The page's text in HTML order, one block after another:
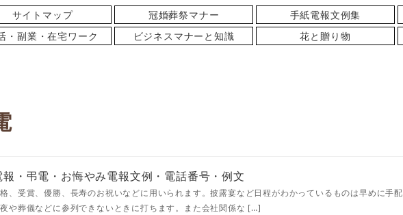
サイトマップ 冠婚葬祭マナー 手紙電報文例集
・副業・在宅ワーク
ビジネスマナーと知識 花と贈り物
・弔電・お悔やみ電報文例・電話番号・例文
、受賞、優勝、長寿のお祝いなどに用いられます。披露宴など日程がわかっているものは早めに手配
や葬儀などに参列できないときに打ちます。また会社関係な […]